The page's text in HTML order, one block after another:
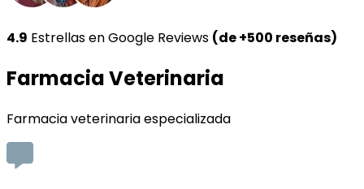
4.9 Estrellas en Google Reviews (de +500 reseñas)
Farmacia Veterinaria
Farmacia veterinaria especializada